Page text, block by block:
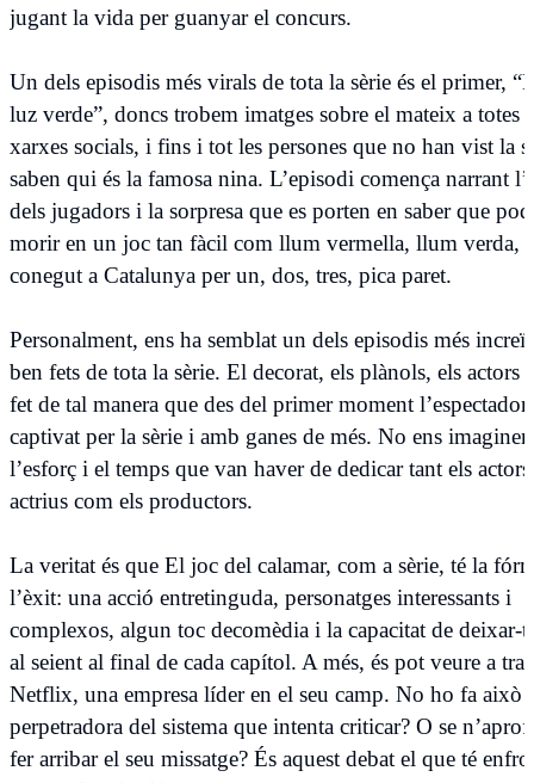
jugant la vida per guanyar el concurs.
Un dels episodis més virals de tota la sèrie és el primer,
luz verde”, doncs trobem imatges sobre el mateix a totes
xarxes socials, i fins i tot les persones que no han vist la
saben qui és la famosa nina. L’episodi comença narrant
dels jugadors i la sorpresa que es porten en saber que
morir en un joc tan fàcil com llum vermella, llum verda,
conegut a Catalunya per un, dos, tres, pica paret.
Personalment, ens ha semblat un dels episodis més
ben fets de tota la sèrie. El decorat, els plànols, els actors
fet de tal manera que des del primer moment l’espectador
captivat per la sèrie i amb ganes de més. No ens
l’esforç i el temps que van haver de dedicar tant els
actrius com els productors.
La veritat és que El joc del calamar, com a sèrie, té la
l’èxit: una acció entretinguda, personatges interessants i
complexos, algun toc decomèdia i la capacitat de deixar-
al seient al final de cada capítol. A més, és pot veure a
Netflix, una empresa líder en el seu camp. No ho fa això
perpetradora del sistema que intenta criticar? O se
fer arribar el seu missatge? És aquest debat el que té